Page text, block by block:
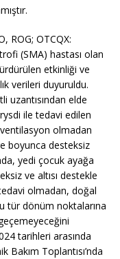
ROG; OTCQX:
(SMA) hastası olan
etkinliği ve
verileri duyuruldu.
uzantısından elde
ile tedavi edilen
ventilasyon olmadan
boyunca desteksiz
yedi çocuk ayağa
ve altısı destekle
olmadan, doğal
tür dönüm noktalarına
tarihleri arasında
Bakım Toplantısı’nda